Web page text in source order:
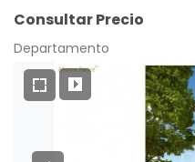
Consultar Precio
Departamento